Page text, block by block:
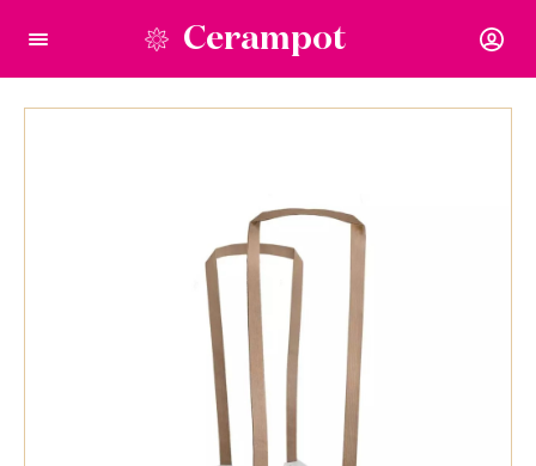
Cerampot